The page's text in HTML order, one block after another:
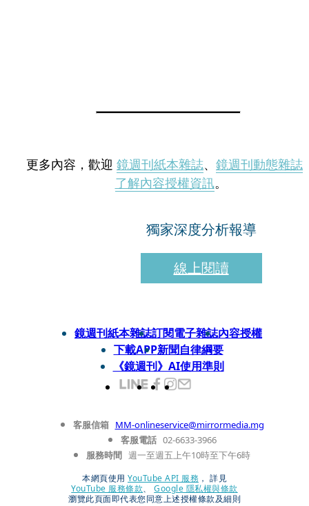
更多內容，歡迎 鏡週刊紙本雜誌、 鏡週刊動態雜誌
了解內容授權資訊。
獨家深度分析報導
線上閱讀
鏡週刊紙本雜誌訂閱電子雜誌內容授權
下載APP新聞自律綱要
《鏡週刊》AI使用準則
客服信箱 MM-onlineservice@mirrormedia.mg
客服電話 02-6633-3966
服務時間 週一至週五上午10時至下午6時
本網頁使用 YouTube API 服務 ， 詳見
YouTube 服務條款、
Google 隱私權與條款
瀏覽此頁面即代表您同意上述授權條款及細則